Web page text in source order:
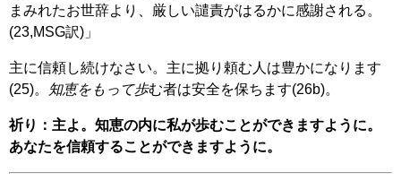
まみれたお世辞より、厳しい譴責がはるかに感謝される。
(23,MSG訳)」
主に信頼し続けなさい。主に拠り頼む人は豊かになります
(25)。
知恵をもって歩む者は安全を保ちます(26b)。
祈り：主よ。知恵の内に私が歩むことができますように。
あなたを信頼することができますように。